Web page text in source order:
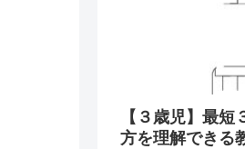
【３歳児】最短
方を理解できる